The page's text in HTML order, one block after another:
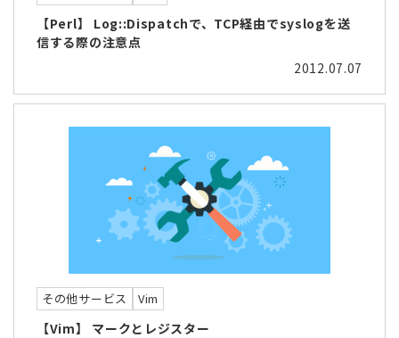
【Perl】 Log::Dispatchで、TCP経由でsyslogを送
信する際の注意点
2012.07.07
その他サービス Vim
【Vim】 マークとレジスター